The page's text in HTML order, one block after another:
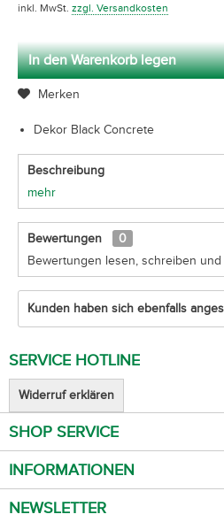
inkl. MwSt. zzgl. Versandkosten
In den Warenkorb legen
Merken
Dekor Black Concrete
Beschreibung
mehr
Bewertungen
0
Bewertungen lesen, schreiben und
Kunden haben sich ebenfalls
SERVICE HOTLINE
Widerruf erklären
SHOP SERVICE
INFORMATIONEN
NEWSLETTER